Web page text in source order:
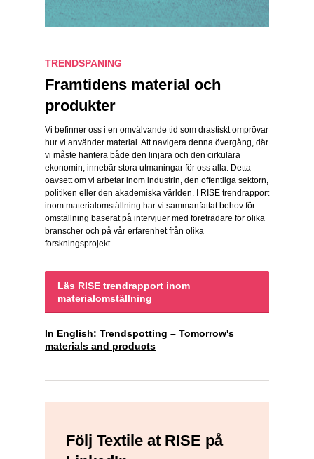
TRENDSPANING
Framtidens material och
produkter
Vi befinner oss i en omvälvande tid som drastiskt omprövar
hur vi använder material. Att navigera denna övergång, där
vi måste hantera både den linjära och den cirkulära
ekonomin, innebär stora utmaningar för oss alla. Detta
oavsett om vi arbetar inom industrin, den offentliga sektorn,
politiken eller den akademiska världen. I RISE trendrapport
inom materialomställning har vi sammanfattat behov för
omställning baserat på intervjuer med företrädare för olika
branscher och på vår erfarenhet från olika
forskningsprojekt.
Läs RISE trendrapport inom
materialomställning
In English: Trendspotting – Tomorrow's
materials and products
Följ Textile at RISE på